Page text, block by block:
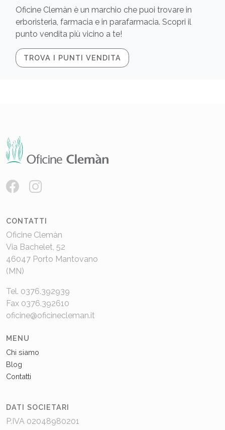
Oficine Clemàn è un marchio che puoi trovare in
erboristeria, farmacia e in parafarmacia. Scopri il
punto vendita più vicino a te!
TROVA I PUNTI VENDITA
CONTATTI
Oficine Clemàn
Via Bachelet, 52
46047 Porto Mantovano
(MN)
Tel. 0376.392939
Fax 0376.392610
oficine@oficinecleman.it
MENU
Chi siamo
Blog
Contatti
DATI SOCIETARI
P.IVA 02048980201